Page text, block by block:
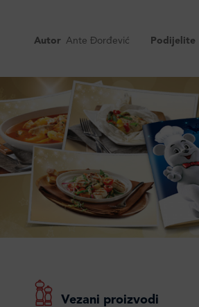
Autor Ante Đorđević Podijelite
Vezani proizvodi